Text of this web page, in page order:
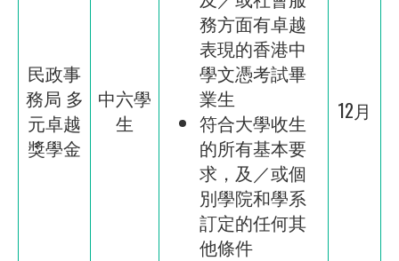
民政事
務局 多
元卓越
獎學金
中六學
生
務方面有卓越
表現的香港中
學文憑考試畢
業生
符合大學收生
的所有基本要
求，及／或個
別學院和學系
訂定的任何其
他條件
12月